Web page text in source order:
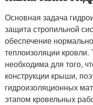
Основная задача
защита стропильной
обеспечение
теплоизоляции кровли.
необходима для того,
конструкции крыши,
гидроизоляционных
этапом кровельных